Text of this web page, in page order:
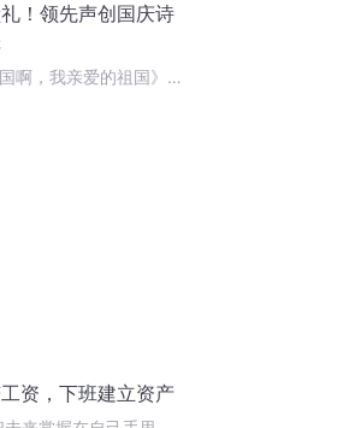
！领先声创国庆诗
国啊，我亲爱的祖国》温
资，下班建立资产